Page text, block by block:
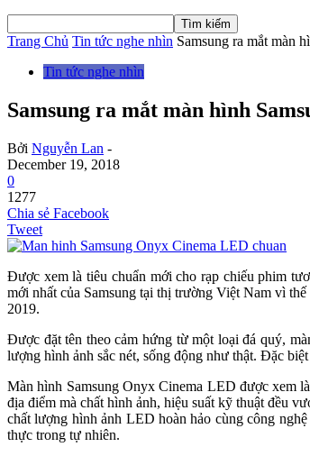
Trang Chủ Tin tức nghe nhìn Samsung ra mắt màn
Tin tức nghe nhìn
Samsung ra mắt màn hình
Bởi Nguyễn Lan -
December 19, 2018
0
1277
Chia sẻ Facebook
Tweet
Được xem là tiêu chuẩn mới cho rạp chiếu phim
mới nhất của Samsung tại thị trường Việt Nam vì
2019.
Được đặt tên theo cảm hứng từ một loại đá quý,
lượng hình ảnh sắc nét, sống động như thật. Đặc
Màn hình Samsung Onyx Cinema LED được xem
địa điểm mà chất hình ảnh, hiệu suất kỹ thuật đều
chất lượng hình ảnh LED hoàn hảo cùng công
thực trong tự nhiên.